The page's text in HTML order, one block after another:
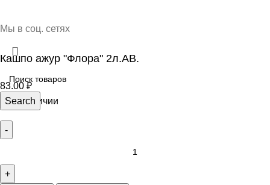
Мы в соц. сетях
Search
Кашпо ажур "Флора" 2л.АВ.
83.00 ₽
24 в наличии